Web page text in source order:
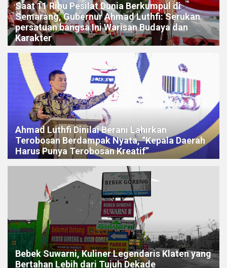
Saat 11 Ribu Pesilat Dunia Berkumpul di
Semarang, Gubernur Ahmad Luthfi: Serukan
persatuan bangsa Ini Warisan Budaya dan
Karakter
Ahmad Luthfi Dinilai Berani Lahirkan
Terobosan Berdampak Nyata, “Kepala Daerah
Harus Punya Terobosan Kreatif”
Bebek Suwarni, Kuliner Legendaris Klaten yang
Bertahan Lebih dari Tujuh Dekade